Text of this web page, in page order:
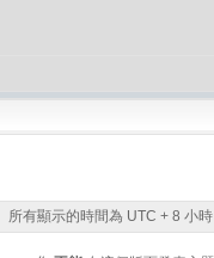
所有顯示的時間為 UTC + 8 小時